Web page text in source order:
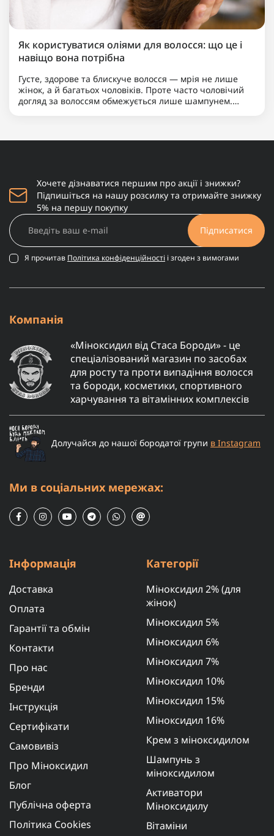
Як користуватися оліями для волосся: що це і
навіщо вона потрібна
Густе, здорове та блискуче волосся — мрія не лише
жінок, а й багатьох чоловіків. Проте часто чоловічий
догляд за волоссям обмежується лише шампунем.
Хочете дізнаватися першим про акції і знижки?
Підпишіться на нашу розсилку та отримайте знижку
5% на першу покупку
Підписатися
Я прочитав Політика конфіденційності і згоден з вимогами
Компанія
«Міноксидил від Стаса Бороди» - це
спеціалізований магазин по засобах
для росту та проти випадіння волосся
та бороди, косметики, спортивного
харчування та вітамінних комплексів
Долучайся до нашої бородатої групи в Instagram
Ми в соціальних мережах:
Інформація
Доставка
Оплата
Гарантії та обмін
Контакти
Про нас
Бренди
Інструкція
Сертифікати
Самовивіз
Про Міноксидил
Блог
Публічна оферта
Політика Cookies
Категорії
Міноксидил 2% (для
жінок)
Міноксидил 5%
Міноксидил 6%
Міноксидил 7%
Міноксидил 10%
Міноксидил 15%
Міноксидил 16%
Крем з міноксидилом
Шампунь з
міноксидилом
Активатори
Міноксидилу
Вітаміни